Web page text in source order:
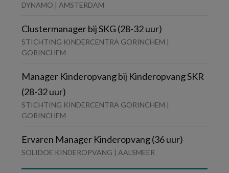
DYNAMO | AMSTERDAM
Clustermanager bij SKG (28-32 uur)
STICHTING KINDERCENTRA GORINCHEM |
GORINCHEM
Manager Kinderopvang bij Kinderopvang SKR
(28-32 uur)
STICHTING KINDERCENTRA GORINCHEM |
GORINCHEM
Ervaren Manager Kinderopvang (36 uur)
SOLIDOE KINDEROPVANG | AALSMEER